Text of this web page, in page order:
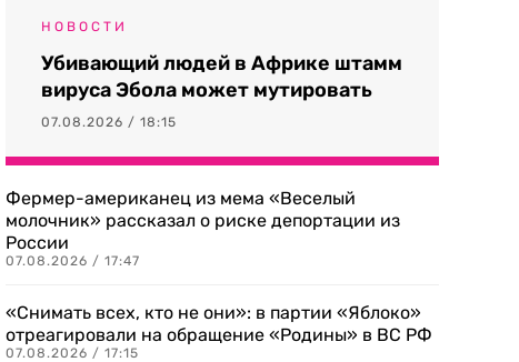
НОВОСТИ
Убивающий людей в Африке штамм
вируса Эбола может мутировать
07.08.2026 / 18:15
Фермер-американец из мема «Веселый
молочник» рассказал о риске депортации из
России
07.08.2026 / 17:47
«Снимать всех, кто не они»: в партии «Яблоко»
отреагировали на обращение «Родины» в ВС РФ
07.08.2026 / 17:15